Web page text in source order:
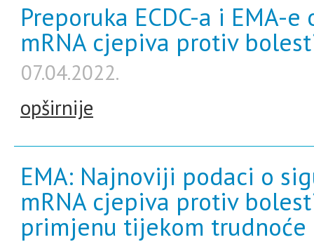
Preporuka ECDC-a i EMA-
mRNA cjepiva protiv
07.04.2022.
opširnije
EMA: Najnoviji podaci o
mRNA cjepiva protiv
primjenu tijekom trudnoće